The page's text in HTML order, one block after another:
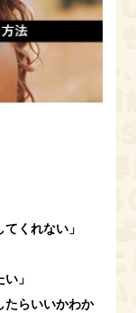
くれない」
」
たらいいかわか